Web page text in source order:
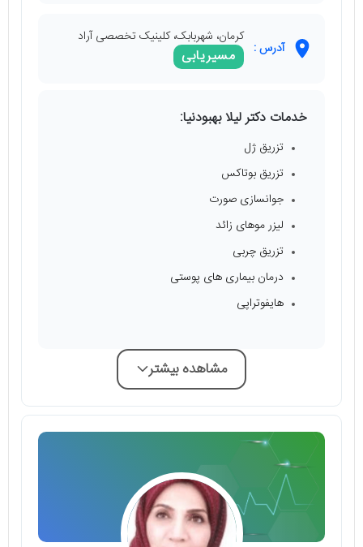
آدرس :
کرمان، شهربابک، کلینیک تخصصی آراد
مسیریابی
خدمات دکتر لیلا بهبودنیا:
تزریق ژل
تزریق بوتاکس
جوانسازی صورت
لیزر موهای زائد
تزریق چربی
درمان بیماری های پوستی
هایفوتراپی
مشاهده بیشتر